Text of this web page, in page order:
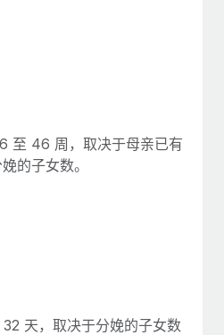
设备
key to maintaining
labor market, the...
and picture a
team....
至 46 周，取决于母亲已有
的子女数。
天，取决于分娩的子女数